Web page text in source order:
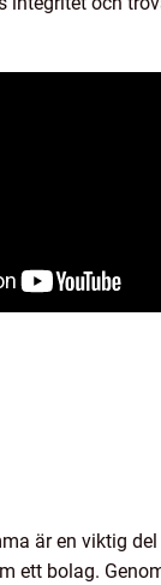
är en viktig
ett bolag.